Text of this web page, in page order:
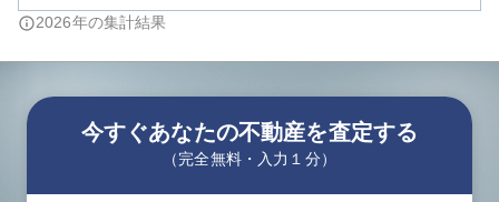
2026年の集計結果
今すぐあなたの不動産を査定する
（完全無料・入力１分）